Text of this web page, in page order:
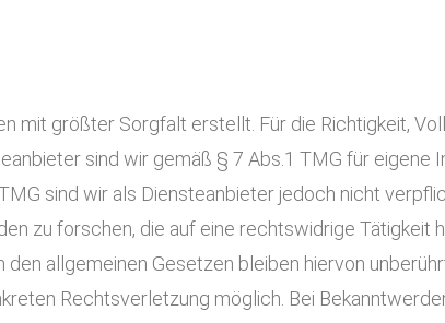
mit größter Sorgfalt erstellt. Für die Richtigkeit,
sind wir gemäß § 7 Abs.1 TMG für
sind wir als Diensteanbieter jedoch nicht
zu forschen, die auf eine rechtswidrige Tätigkeit
den allgemeinen Gesetzen bleiben hiervon
Rechtsverletzung möglich. Bei
HK
Home